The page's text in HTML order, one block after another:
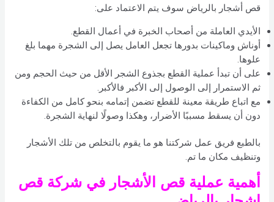
قص أشجار بالرياض سوف يتم الاعتماد على:
الأيدي العاملة من أصحاب الخبرة في أعمال القطع.
أوناش وماكينات بدورها تجعل العامل يصل إلى الشجرة مهما بلغ
علوها.
على أن تبدأ عملية القطع بجذوع الشجر الأقل من حيث الحجم ومن
ثم الاستمرار إلى الوصول إلى الأكبر فالأكبر.
مع اتباع طريقة معينة للقطع تضمن إتمامه بنحو كامل من الكفاءة
دون أن يسقط مسببًا الأضرار، وهكذا وصولًا لنهاية الشجرة.
بالطبع فريق عمل شركتنا هو ما يقوم بالتخلص من تلك الأشجار
وتنظيف مكان ما تم.
أهمية عملية قص الأشجار في شركة قص